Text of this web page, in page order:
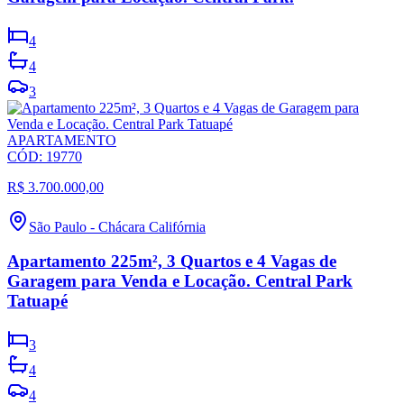
4
4
3
APARTAMENTO
CÓD: 19770
R$ 3.700.000,00
São Paulo - Chácara Califórnia
Apartamento 225m², 3 Quartos e 4 Vagas de
Garagem para Venda e Locação. Central Park
Tatuapé
3
4
4